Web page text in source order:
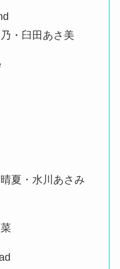
・臼田あさ美
夏・水川あさみ